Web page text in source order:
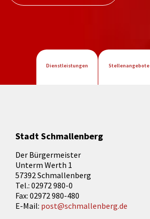
Dienstleistungen Stellenangebote
Stadt Schmallenberg
Der Bürgermeister
Unterm Werth 1
57392 Schmallenberg
Tel.: 02972 980-0
Fax: 02972 980-480
E-Mail: post@schmallenberg.de